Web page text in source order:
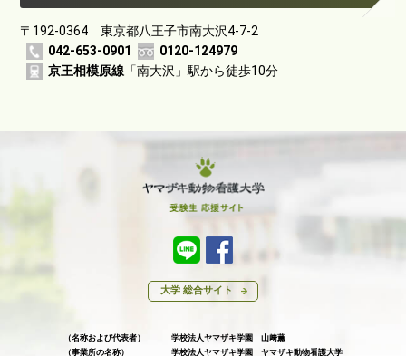
〒192-0364 東京都八王子市南大沢4-7-2
042-653-0901
0120-124979
京王相模原線 「南大沢」駅から徒歩10分
大学 総合サイト
（名称および代表者）
学校法人ヤマザキ学園 山﨑薫
（事業所の名称）
学校法人ヤマザキ学園 ヤマザキ動物看護大学